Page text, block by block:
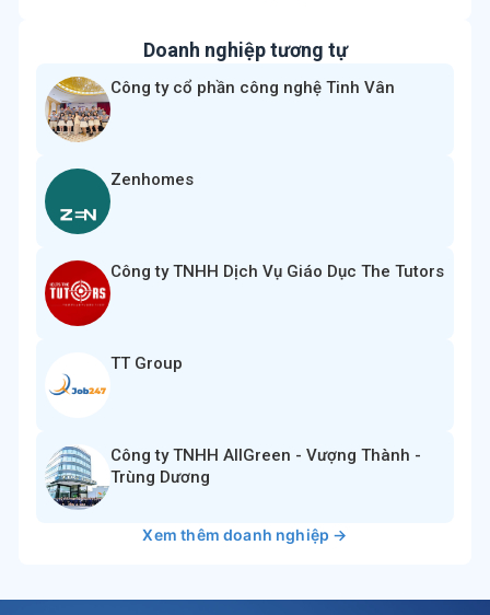
Doanh nghiệp tương tự
Công ty cổ phần công nghệ Tinh Vân
Zenhomes
Công ty TNHH Dịch Vụ Giáo Dục The Tutors
TT Group
Công ty TNHH AllGreen - Vượng Thành -
Trùng Dương
Xem thêm doanh nghiệp →